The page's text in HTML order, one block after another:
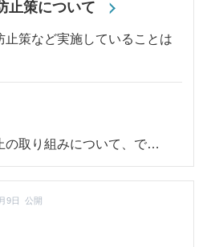
止策について
策など実施していることは
の取り組みについて、で…
9日 公開